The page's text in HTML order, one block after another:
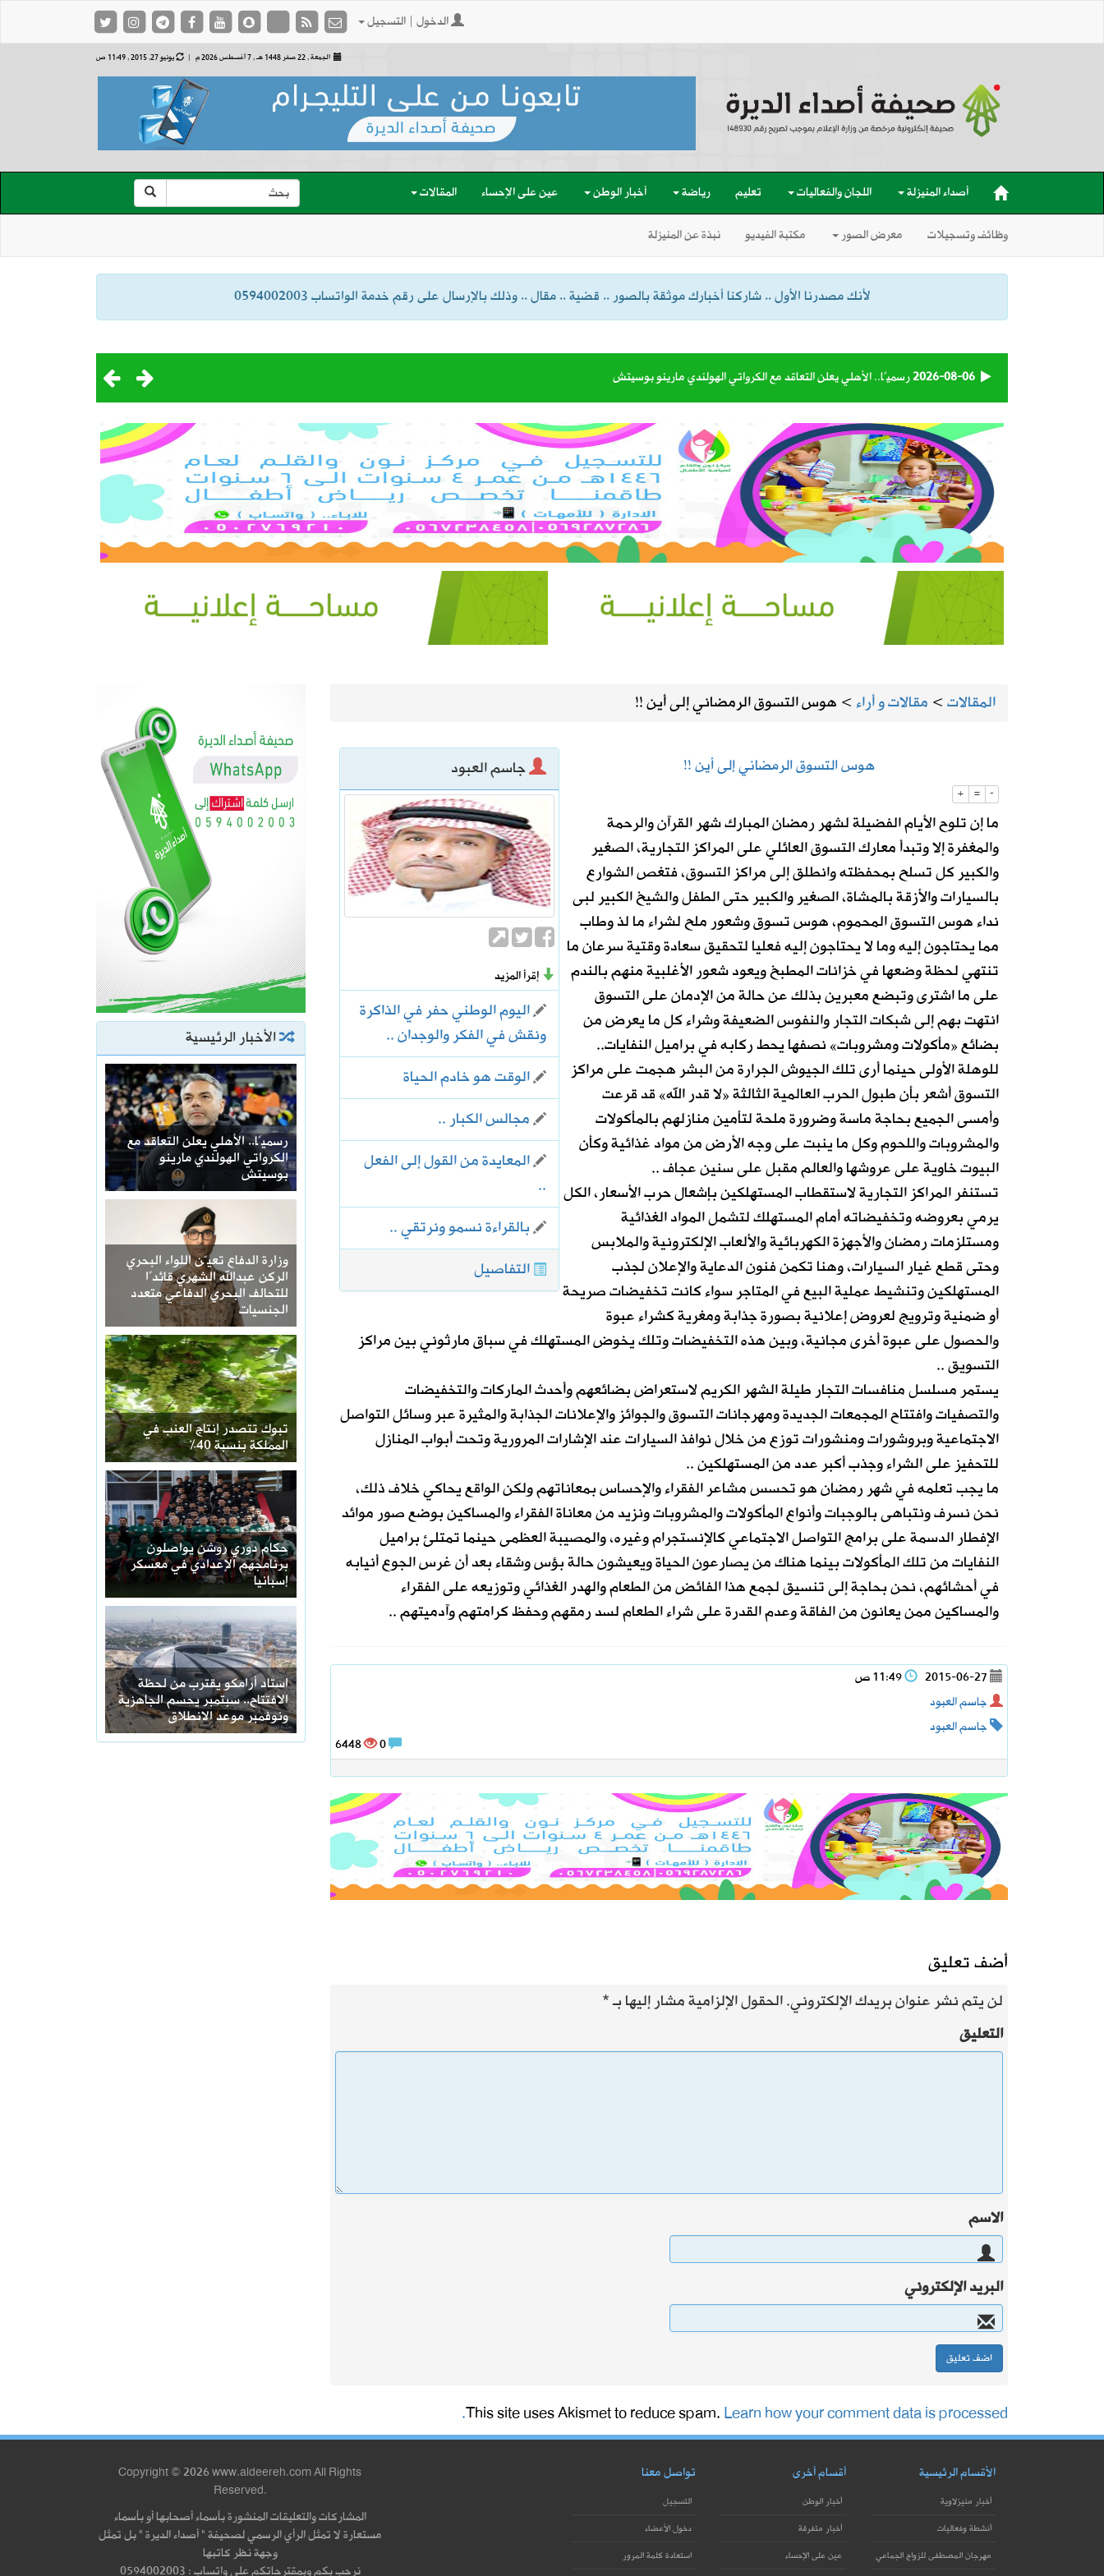
الدخول | التسجيل
الجمعة , 22 صفر 1448 هـ , 7 أغسطس 2026 م | يونيو 27, 2015 , 11:49 ص
أصداء المنيزلة اللجان والفعاليات تعليم رياضة أخبار الوطن عين على الإحساء المقالات
وظائف وتسجيلات معرض الصور مكتبة الفيديو نبذة عن المنيزلة
لأنك مصدرنا الأول .. شاركنا أخبارك موثقة بالصور .. قضية .. مقال .. وذلك بالإرسال على رقم خدمة الواتساب 0594002003
2026-08-06رسميًا.. الأهلي يعلن التعاقد مع الكرواتي الهولندي مارينو بوسيتش
2026-08-06وزارة الدفاع تعيّن اللواء البحري الركن عبدالله الشهري قائدًا للتحالف البحري الدفاعي متعدد الجنسيات
2026-08-06تبوك تتصدر إنتاج العنب في المملكة بنسبة 40%
2026-08-06 حكام دوري روشن يواصلون برنامجهم الإعدادي في معسكر إسبانيا
2026-08-06استاد أرامكو يقترب من لحظة الافتتاح.. سبتمبر يحسم الجاهزية ونوفمبر موعد الانطلاق
2026-08-06 أمانة الأحساء تنجز تطوير الطريق الرابط بين العقير والطرف لتعزيز السلامة المرورية وكفاءة طرق الواحة
2026-08-05إطلاق تحدي ابتكار أفضل مظلة لضيوف الرحمن
الأخبار الرئيسية
رسميًا.. الأهلي يعلن التعاقد مع
الكرواتي الهولندي مارينو
بوسيتش
وزارة الدفاع تعيّن اللواء البحري
الركن عبدالله الشهري قائدًا
للتحالف البحري الدفاعي متعدد
الجنسيات
تبوك تتصدر إنتاج العنب في
المملكة بنسبة 40%
حكام دوري روشن يواصلون
برنامجهم الإعدادي في معسكر
إسبانيا
استاد أرامكو يقترب من لحظة
الافتتاح.. سبتمبر يحسم الجاهزية
ونوفمبر موعد الانطلاق
المقالات> مقالات و أراء> هوس التسوق الرمضاني إلى أين !!
جاسم العبود
إقرأ المزيد
اليوم الوطني حفر في الذاكرة
ونقش في الفكر والوجدان ..
الوقت هو خادم الحياة
مجالس الكبار ..
المعايدة من القول إلى الفعل
..
بالقراءة نسمو ونرتقي ..
التفاصيل
هوس التسوق الرمضاني إلى أين !!
+ = -
ما إن تلوح الأيام الفضيلة لشهر رمضان المبارك شهر القرآن والرحمة
والمغفرة إلا وتبدأ معارك التسوق العائلي على المراكز التجارية، الصغير
والكبير كل تسلح بمحفظته وانطلق إلى مراكز التسوق، فتغص الشوارع
بالسيارات والأزقة بالمشاة، الصغير والكبير حتى الطفل والشيخ الكبير لبى
نداء هوس التسوق المحموم، هوس تسوق وشعور ملح لشراء ما لذ وطاب
مما يحتاجون إليه وما لا يحتاجون إليه فعليا لتحقيق سعادة وقتية سرعان ما
تنتهي لحظة وضعها في خزانات المطبخ ويعود شعور الأغلبية منهم بالندم
على ما اشترى وتبضع معبرين بذلك عن حالة من الإدمان على التسوق
انتهت بهم إلى شبكات التجار والنفوس الضعيفة وشراء كل ما يعرض من
بضائع «مأكولات ومشروبات» نصفها يحط ركابه في براميل النفايات..
للوهلة الأولى حينما أرى تلك الجيوش الجرارة من البشر هجمت على مراكز
التسوق أشعر بأن طبول الحرب العالمية الثالثة «لا قدر الله» قد قرعت
وأمسى الجميع بحاجة ماسة وضرورة ملحة لتأمين منازلهم بالمأكولات
والمشروبات واللحوم وكل ما ينبت على وجه الأرض من مواد غذائية وكأن
البيوت خاوية على عروشها والعالم مقبل على سنين عجاف ..
تستنفر المراكز التجارية لاستقطاب المستهلكين بإشعال حرب الأسعار، الكل
يرمي بعروضه وتخفيضاته أمام المستهلك لتشمل المواد الغذائية
ومستلزمات رمضان والأجهزة الكهربائية والألعاب الإلكترونية والملابس
وحتى قطع غيار السيارات، وهنا تكمن فنون الدعاية والإعلان لجذب
المستهلكين وتنشيط عملية البيع في المتاجر سواء كانت تخفيضات صريحة
أو ضمنية وترويج لعروض إعلانية بصورة جذابة ومغرية كشراء عبوة
والحصول على عبوة أخرى مجانية، وبين هذه التخفيضات وتلك يخوض المستهلك في سباق مارثوني بين مراكز
التسويق ..
يستمر مسلسل منافسات التجار طيلة الشهر الكريم لاستعراض بضائعهم وأحدث الماركات والتخفيضات
والتصفيات وافتتاح المجمعات الجديدة ومهرجانات التسوق والجوائز والإعلانات الجذابة والمثيرة عبر وسائل التواصل
الاجتماعية وبروشورات ومنشورات توزع من خلال نوافذ السيارات عند الإشارات المرورية وتحت أبواب المنازل
للتحفيز على الشراء وجذب أكبر عدد من المستهلكين ..
ما يجب تعلمه في شهر رمضان هو تحسس مشاعر الفقراء والإحساس بمعاناتهم ولكن الواقع يحاكي خلاف ذلك،
نحن نسرف ونتباهى بالوجبات وأنواع المأكولات والمشروبات ونزيد من معاناة الفقراء والمساكين بوضع صور موائد
الإفطار الدسمة على برامج التواصل الاجتماعي كالإنستجرام وغيره، والمصيبة العظمى حينما تمتلئ براميل
النفايات من تلك المأكولات بينما هناك من يصارعون الحياة ويعيشون حالة بؤس وشقاء بعد أن غرس الجوع أنيابه
في أحشائهم، نحن بحاجة إلى تنسيق لجمع هذا الفائض من الطعام والهدر الغذائي وتوزيعه على الفقراء
والمساكين ممن يعانون من الفاقة وعدم القدرة على شراء الطعام لسد رمقهم وحفظ كرامتهم وآدميتهم ..
2015-06-27
جاسم العبود
جاسم العبود
6448
أضف تعليق
لن يتم نشر عنوان بريدك الإلكتروني.الحقول الإلزامية مشار إليها بـ*
التعليق
الاسم
البريد الإلكتروني
This site uses Akismet to reduce spam.Learn how your comment data is processed.
الأقسام الرئيسية
أخبار منيزلاوية
أنشطة وفعاليات
مهرجان المصطفى للزواج الجماعي
أقسام أخرى
أخبار الوطن
أخبار متفرقة
عين على الإحساء
تواصل معنا
التسجيل
دخول الأعضاء
استعادة كلمة المرور
Copyright © 2026 www.aldeereh.com All Rights
Reserved.
المشاركات والتعليقات المنشورة بأسماء أصحابها أو بأسماء
مستعارة لا تمثل الرأي الرسمي لصحيفة " أصداء الديرة " بل تمثل
وجهة نظر كاتبها
نرحب بكم وبمقترحاتكم على واتساب : 0594002003